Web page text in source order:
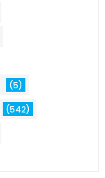
(5)
(542)